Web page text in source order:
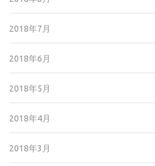
2018年7月
2018年6月
2018年5月
2018年4月
2018年3月